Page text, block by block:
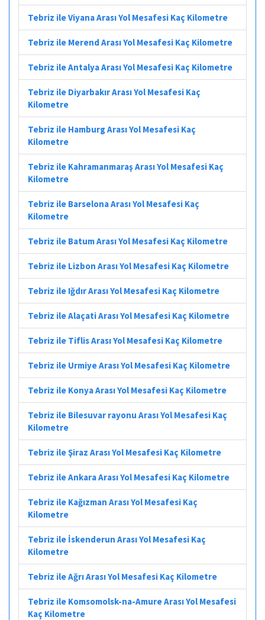
Tebriz ile Viyana Arası Yol Mesafesi Kaç Kilometre
Tebriz ile Merend Arası Yol Mesafesi Kaç Kilometre
Tebriz ile Antalya Arası Yol Mesafesi Kaç Kilometre
Tebriz ile Diyarbakır Arası Yol Mesafesi Kaç
Kilometre
Tebriz ile Hamburg Arası Yol Mesafesi Kaç
Kilometre
Tebriz ile Kahramanmaraş Arası Yol Mesafesi Kaç
Kilometre
Tebriz ile Barselona Arası Yol Mesafesi Kaç
Kilometre
Tebriz ile Batum Arası Yol Mesafesi Kaç Kilometre
Tebriz ile Lizbon Arası Yol Mesafesi Kaç Kilometre
Tebriz ile Iğdır Arası Yol Mesafesi Kaç Kilometre
Tebriz ile Alaçati Arası Yol Mesafesi Kaç Kilometre
Tebriz ile Tiflis Arası Yol Mesafesi Kaç Kilometre
Tebriz ile Urmiye Arası Yol Mesafesi Kaç Kilometre
Tebriz ile Konya Arası Yol Mesafesi Kaç Kilometre
Tebriz ile Bilesuvar rayonu Arası Yol Mesafesi Kaç
Kilometre
Tebriz ile Şiraz Arası Yol Mesafesi Kaç Kilometre
Tebriz ile Ankara Arası Yol Mesafesi Kaç Kilometre
Tebriz ile Kağızman Arası Yol Mesafesi Kaç
Kilometre
Tebriz ile İskenderun Arası Yol Mesafesi Kaç
Kilometre
Tebriz ile Ağrı Arası Yol Mesafesi Kaç Kilometre
Tebriz ile Komsomolsk-na-Amure Arası Yol Mesafesi
Kaç Kilometre